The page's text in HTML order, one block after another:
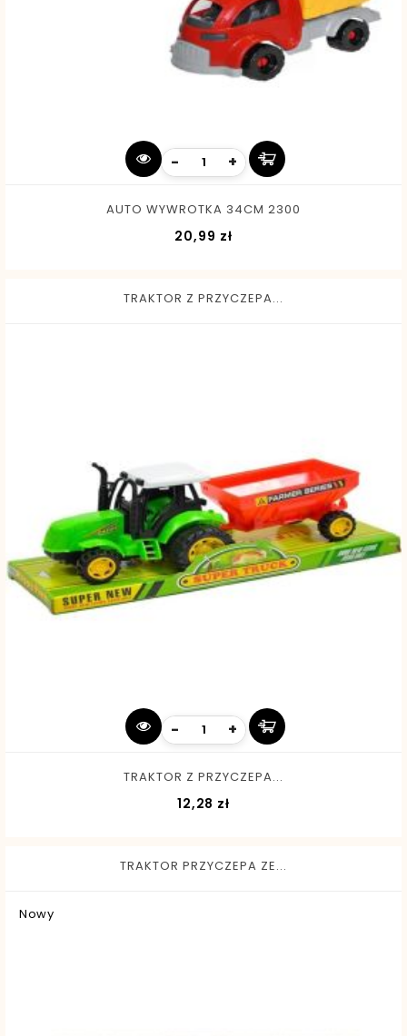
- +
AUTO WYWROTKA 34CM 2300
20,99 złCena
TRAKTOR Z PRZYCZEPA...
- +
TRAKTOR Z PRZYCZEPA...
12,28 zł
TRAKTOR PRZYCZEPA ZE...
Nowy